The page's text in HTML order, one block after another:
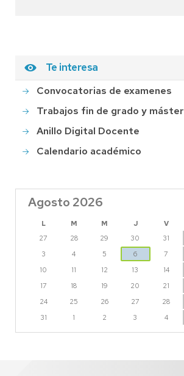
Te interesa
Convocatorias de examenes
Trabajos fin de grado y máster
Anillo Digital Docente
Calendario académico
Agosto 2026
L M M J V
27
28 29 30 31
3
4 5 6 7
10
11 12 13 14
17
18 19 20 21
24
25 26 27 28
31
1 2 3 4